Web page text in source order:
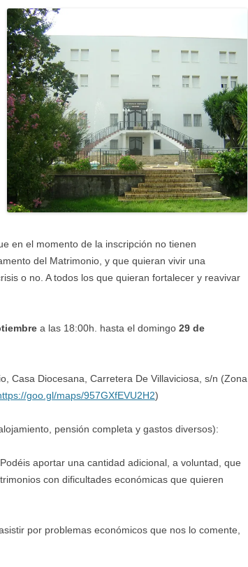
en el momento de la inscripción no tienen
del Matrimonio, y que quieran vivir una
o no. A todos los que quieran fortalecer y reavivar
a las 18:00h. hasta el domingo 29 de
Casa Diocesana, Carretera De Villaviciosa, s/n (Zona
goo.gl/maps/957GXfEVU2H2)
pensión completa y gastos diversos):
aportar una cantidad adicional, a voluntad, que
con dificultades económicas que quieren
por problemas económicos que nos lo comente,